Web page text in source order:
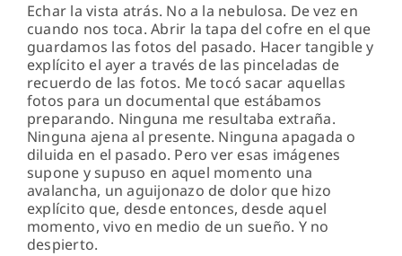
Echar la vista atrás. No a la nebulosa. De vez en
cuando nos toca. Abrir la tapa del cofre en el que
guardamos las fotos del pasado. Hacer tangible y
explícito el ayer a través de las pinceladas de
recuerdo de las fotos. Me tocó sacar aquellas
fotos para un documental que estábamos
preparando. Ninguna me resultaba extraña.
Ninguna ajena al presente. Ninguna apagada o
diluida en el pasado. Pero ver esas imágenes
supone y supuso en aquel momento una
avalancha, un aguijonazo de dolor que hizo
explícito que, desde entonces, desde aquel
momento, vivo en medio de un sueño. Y no
despierto.